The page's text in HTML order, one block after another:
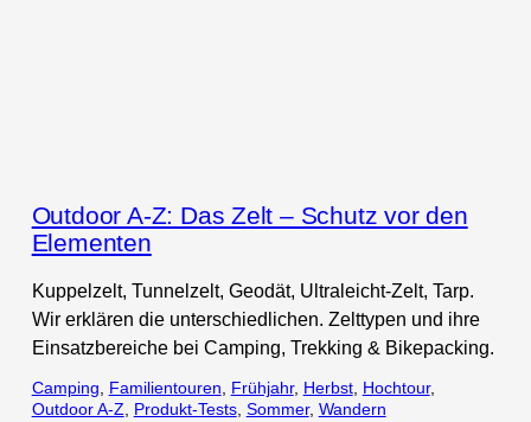
Outdoor A-Z: Das Zelt – Schutz vor den
Elementen
Kuppelzelt, Tunnelzelt, Geodät, Ultraleicht-Zelt, Tarp.
Wir erklären die unterschiedlichen. Zelttypen und ihre
Einsatzbereiche bei Camping, Trekking & Bikepacking.
Camping Familientouren Frühjahr, Herbst, Hochtour
Outdoor A-Z
Produkt-Tests, Sommer, Wandern